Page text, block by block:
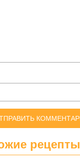
рецепты